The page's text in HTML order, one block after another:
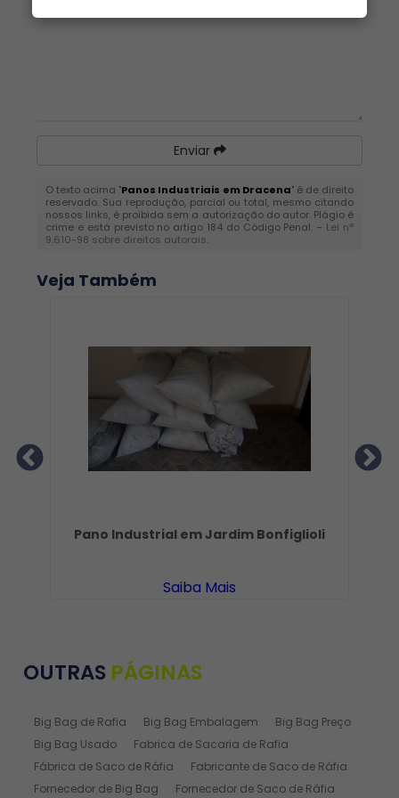
Enviar
O texto acima "Panos Industriais em Dracena" é de direito
reservado. Sua reprodução, parcial ou total, mesmo citando
nossos links, é proibida sem a autorização do autor. Plágio é
crime e está previsto no artigo 184 do Código Penal. – Lei n°
9.610-98 sobre direitos autorais.
Veja Também
Pano Industrial em Jardim Bonfiglioli
Saiba Mais
OUTRAS PÁGINAS
Big Bag de Rafia Big Bag Embalagem
Big Bag Preço
Big Bag Usado
Fabrica de Sacaria de Rafia
Fábrica de Saco de Ráfia
Fabricante de Saco de Ráfia
Fornecedor de Big Bag
Fornecedor de Saco de Ráfia